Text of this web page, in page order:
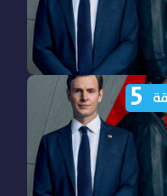
مشاهدة مسلسل CIA
الموسم الاول الحلقة 7
5